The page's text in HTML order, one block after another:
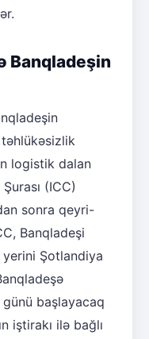
Banqladeşin
logistik dalan
(ICC)
sonra qeyri-
Banqladeşi
yerini Şotlandiya
başlayacaq
iştirakı ilə bağlı